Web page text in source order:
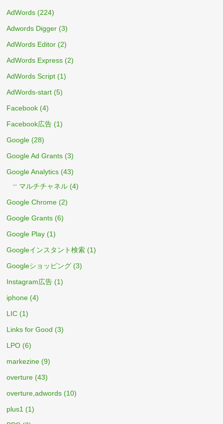
AdWords (224)
Adwords Digger (3)
AdWords Editor (2)
AdWords Express (2)
AdWords Script (1)
AdWords-start (5)
Facebook (4)
Facebook広告 (1)
Google (28)
Google Ad Grants (3)
Google Analytics (43)
マルチチャネル (4)
Google Chrome (2)
Google Grants (6)
Google Play (1)
Googleインスタント検索 (1)
Googleショッピング (3)
Instagram広告 (1)
iphone (4)
LIC (1)
Links for Good (3)
LPO (6)
markezine (9)
overture (43)
overture,adwords (10)
plus1 (1)